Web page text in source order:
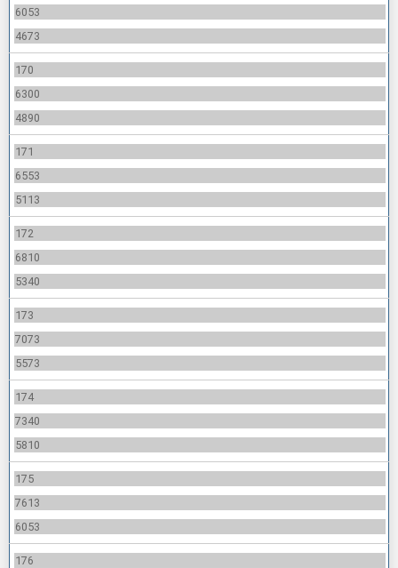
6053
4673
170
6300
4890
171
6553
5113
172
6810
5340
173
7073
5573
174
7340
5810
175
7613
6053
176